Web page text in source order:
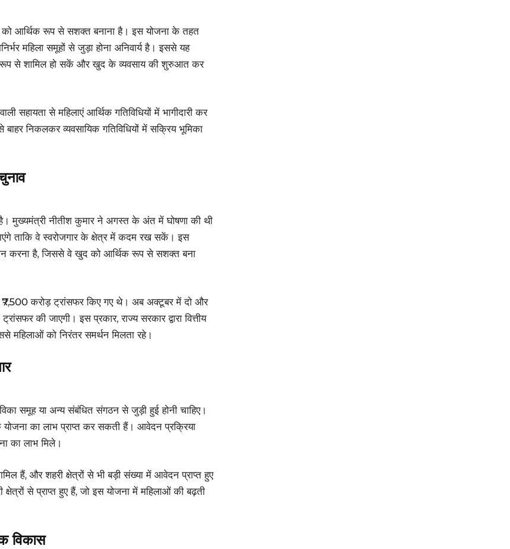
को आर्थिक रूप से सशक्त बनाना है। इस योजना के तहत
महिला समूहों से जुड़ा होना अनिवार्य है। इससे यह
रूप से शामिल हो सकें और खुद के व्यवसाय की शुरुआत कर
सहायता से महिलाएं आर्थिक गतिविधियों में भागीदारी कर
निकलकर व्यवसायिक गतिविधियों में सक्रिय भूमिका
मुख्यमंत्री नीतीश कुमार ने अगस्त के अंत में घोषणा की थी
ताकि वे स्वरोजगार के क्षेत्र में कदम रख सकें। इस
करना है, जिससे वे खुद को आर्थिक रूप से सशक्त बना
करोड़ ट्रांसफर किए गए थे। अब अक्टूबर में दो और
की जाएगी। इस प्रकार, राज्य सरकार द्वारा वित्तीय
महिलाओं को निरंतर समर्थन मिलता रहे।
समूह या अन्य संबंधित संगठन से जुड़ी हुई होनी चाहिए।
का लाभ प्राप्त कर सकती हैं। आवेदन प्रक्रिया
का लाभ मिले।
हैं, और शहरी क्षेत्रों से भी बड़ी संख्या में आवेदन प्राप्त हुए
से प्राप्त हुए हैं, जो इस योजना में महिलाओं की बढ़ती
विकास